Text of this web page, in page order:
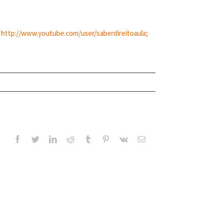
http://www.youtube.com/user/saberdireitoaula;
Facebook
TwitterLinkedInReddit Tumblr Pinterest
Vk
E-